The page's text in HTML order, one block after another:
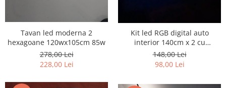
Tavan led moderna 2
hexagoane 120wx105cm 85w
278,00 Lei
228,00 Lei
Kit led RGB digital auto
interior 140cm x 2 cu
telecomanda si app Grupul
VAG
148,00 Lei
98,00 Lei